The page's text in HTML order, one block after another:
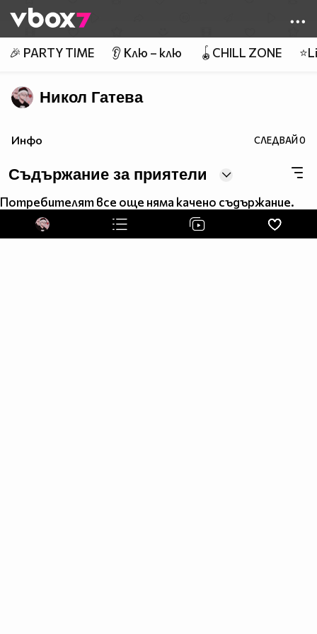
👾
🎉 PARTY TIME 👂 Клю – клю 🪀CHILL ZONE
Никол Гатева
Инфо СЛЕДВАЙ0
Съдържание за приятели
Потребителят все още няма качено съдържание.